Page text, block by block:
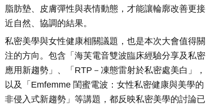
脂肪墊、皮膚彈性與表情動態，才能讓輪廓改善更接
近自然、協調的結果。
私密美學與女性健康相關議題，也是本次大會值得關
注的方向。包含「海芙電音雙波臨床經驗分享及私密
應用新趨勢」、「RTP－凍態雷射於私密處美白」，
以及「Emfemme 閨蜜電波：女性私密健康與美學的
非侵入式新趨勢」等講題，都反映私密美學的討論已